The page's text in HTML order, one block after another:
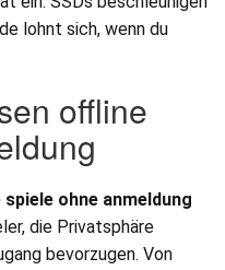
lohnt sich, wenn du
offline
ohne anmeldung
die Privatsphäre
bevorzugen. Von